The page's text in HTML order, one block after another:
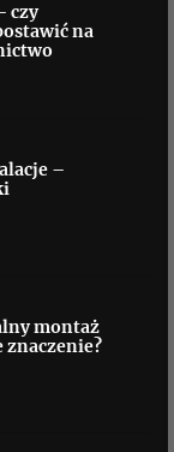
czy
na
–
montaż
znaczenie?